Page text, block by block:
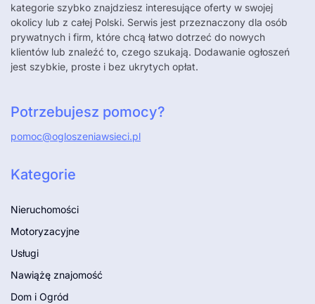
kategorie szybko znajdziesz interesujące oferty w swojej
okolicy lub z całej Polski. Serwis jest przeznaczony dla osób
prywatnych i firm, które chcą łatwo dotrzeć do nowych
klientów lub znaleźć to, czego szukają. Dodawanie ogłoszeń
jest szybkie, proste i bez ukrytych opłat.
Potrzebujesz pomocy?
pomoc@ogloszeniawsieci.pl
Kategorie
Nieruchomości
Motoryzacyjne
Usługi
Nawiążę znajomość
Dom i Ogród